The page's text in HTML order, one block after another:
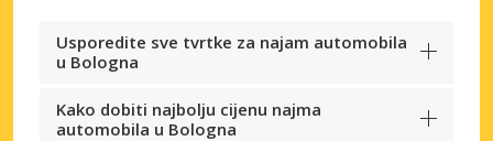
Usporedite sve tvrtke za najam automobila
u Bologna
Kako dobiti najbolju cijenu najma
automobila u Bologna